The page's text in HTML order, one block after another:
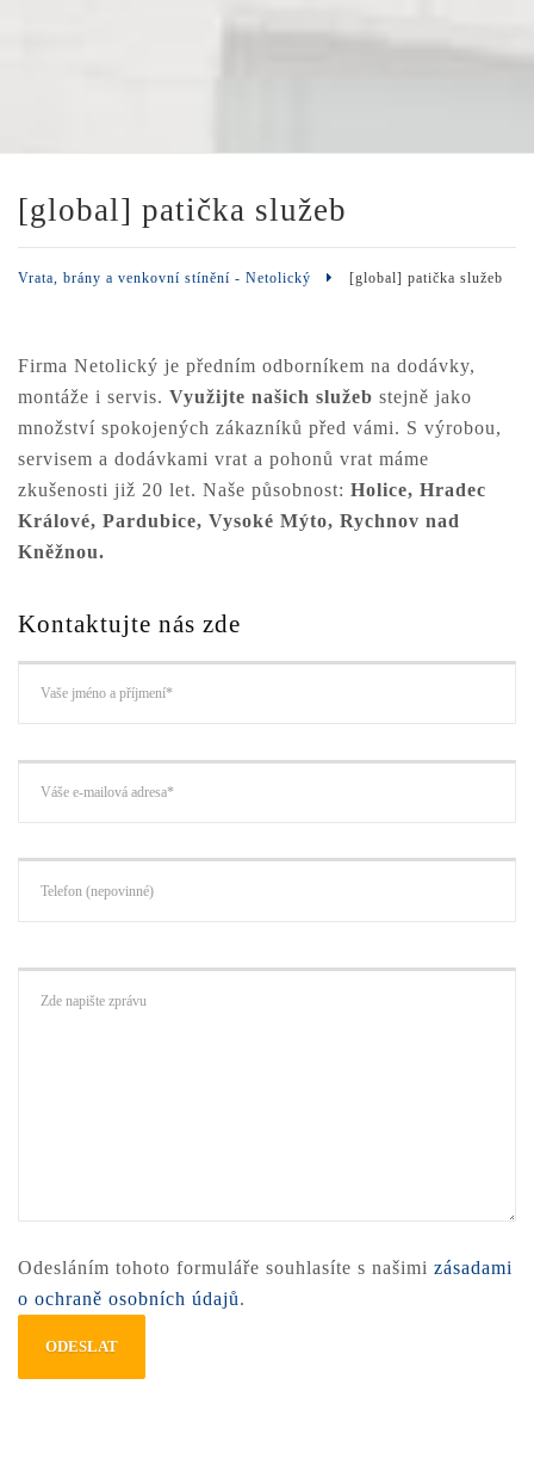
[global] patička služeb
Vrata, brány a venkovní stínění - Netolický [global] patička služeb
Firma Netolický je předním odborníkem na dodávky,
montáže i servis. Využijte našich služeb stejně jako
množství spokojených zákazníků před vámi. S výrobou,
servisem a dodávkami vrat a pohonů vrat máme
zkušenosti již 20 let. Naše působnost: Holice, Hradec
Králové, Pardubice, Vysoké Mýto, Rychnov nad
Kněžnou.
Kontaktujte nás zde
Odesláním tohoto formuláře souhlasíte s našimi zásadami
o ochraně osobních údajů.